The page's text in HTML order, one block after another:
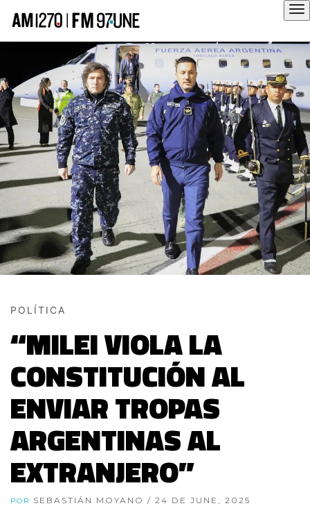
POLÍTICA
“MILEI VIOLA LA
CONSTITUCIÓN AL
ENVIAR TROPAS
ARGENTINAS AL
EXTRANJERO”
POR SEBASTIÁN MOYANO / 24 DE JUNE, 2025